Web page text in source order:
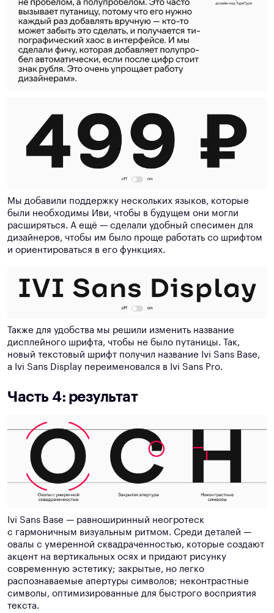
Мы добавили поддержку нескольких языков, которые
были необходимы Иви, чтобы в будущем они могли
расширяться. А ещё — сделали удобный спесимен для
дизайнеров, чтобы им было проще работать со шрифтом
и ориентироваться в его функциях.
Также для удобства мы решили изменить название
дисплейного шрифта, чтобы не было путаницы. Так,
новый текстовый шрифт получил название Ivi Sans Base,
а Ivi Sans Display переименовался в Ivi Sans Pro.
Часть 4: результат
Ivi Sans Base — равноширинный неогротеск
с гармоничным визуальным ритмом. Среди деталей —
овалы с умеренной сквадраченностью, которые создают
акцент на вертикальных осях и придают рисунку
современную эстетику; закрытые, но легко
распознаваемые апертуры символов; неконтрастные
символы, оптимизированные для быстрого восприятия
текста.